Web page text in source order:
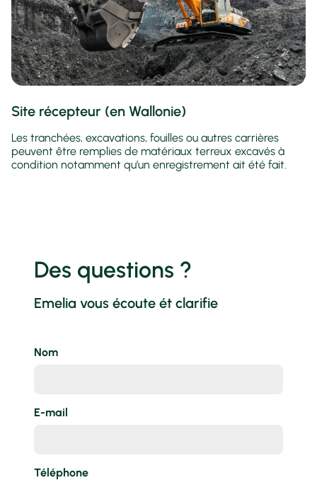
Site récepteur (en Wallonie)
Les tranchées, excavations, fouilles ou autres carrières
peuvent être remplies de matériaux terreux excavés à
condition notamment qu’un enregistrement ait été fait.
Des questions ?
Emelia vous écoute ét clarifie
Nom
E-mail
Téléphone